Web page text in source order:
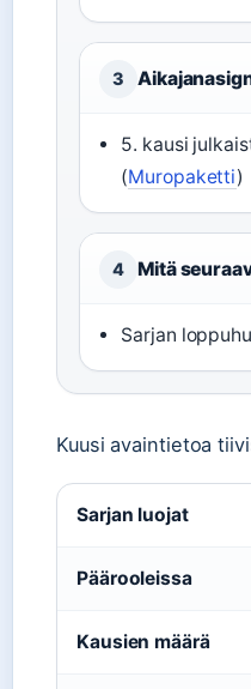
3
5. kausi
(Muropaketti)
4 Mitä
Sarjan
Kuusi avaintietoa
Sarjan luojat
Päärooleissa
Kausien määrä